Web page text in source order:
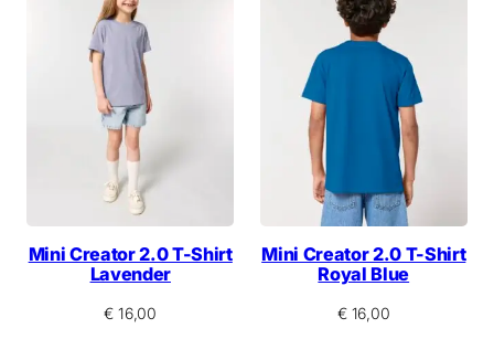
Mini Creator 2.0 T-Shirt
Lavender
€ 16,00
Mini Creator 2.0 T-Shirt
Royal Blue
€16,00